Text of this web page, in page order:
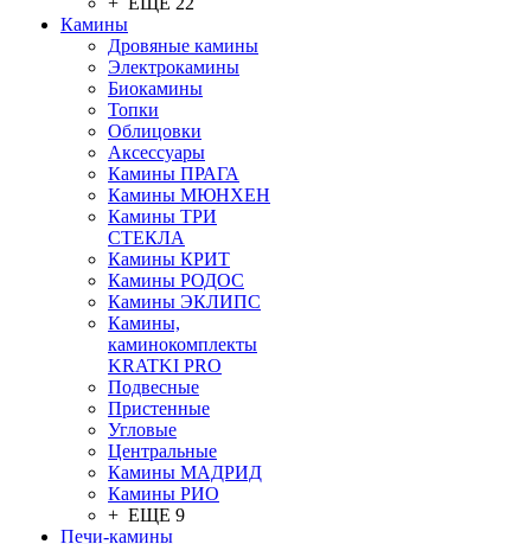
Камины
Дровяные камины
Электрокамины
Биокамины
Топки
Облицовки
Аксессуары
Камины ПРАГА
Камины МЮНХЕН
Камины ТРИ
СТЕКЛА
Камины КРИТ
Камины РОДОС
Камины ЭКЛИПС
Камины,
каминокомплекты
KRATKI PRO
Подвесные
Пристенные
Угловые
Центральные
Камины МАДРИД
Камины РИО
+ ЕЩЕ 9
Печи-камины